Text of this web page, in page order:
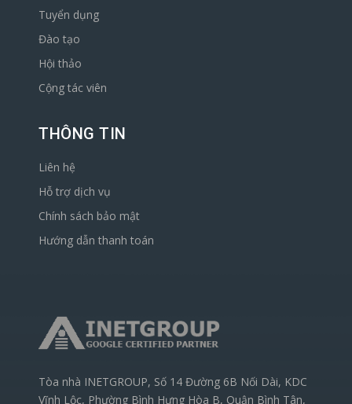
Tuyển dụng
Đào tạo
Hội thảo
Cộng tác viên
THÔNG TIN
Liên hệ
Hỗ trợ dịch vụ
Chính sách bảo mật
Hướng dẫn thanh toán
Tòa nhà INETGROUP, Số 14 Đường 6B Nối Dài, KDC
Vĩnh Lộc, Phường Bình Hưng Hòa B, Quận Bình Tân,